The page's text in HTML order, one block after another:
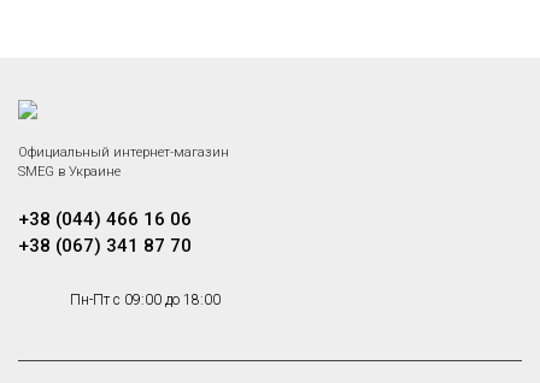
Официальный интернет-магазин
SMEG в Украине
+38 (044) 466 16 06
+38 (067) 341 87 70
Пн-Пт с 09:00 до 18:00